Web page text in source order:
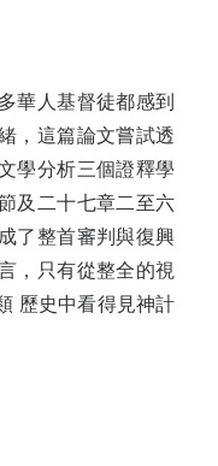
華人基督徒都感到
，這篇論文嘗試透
學分析三個證釋學
及二十七章二至六
了整首審判與復興
，只有從整全的視
歷史中看得見神計